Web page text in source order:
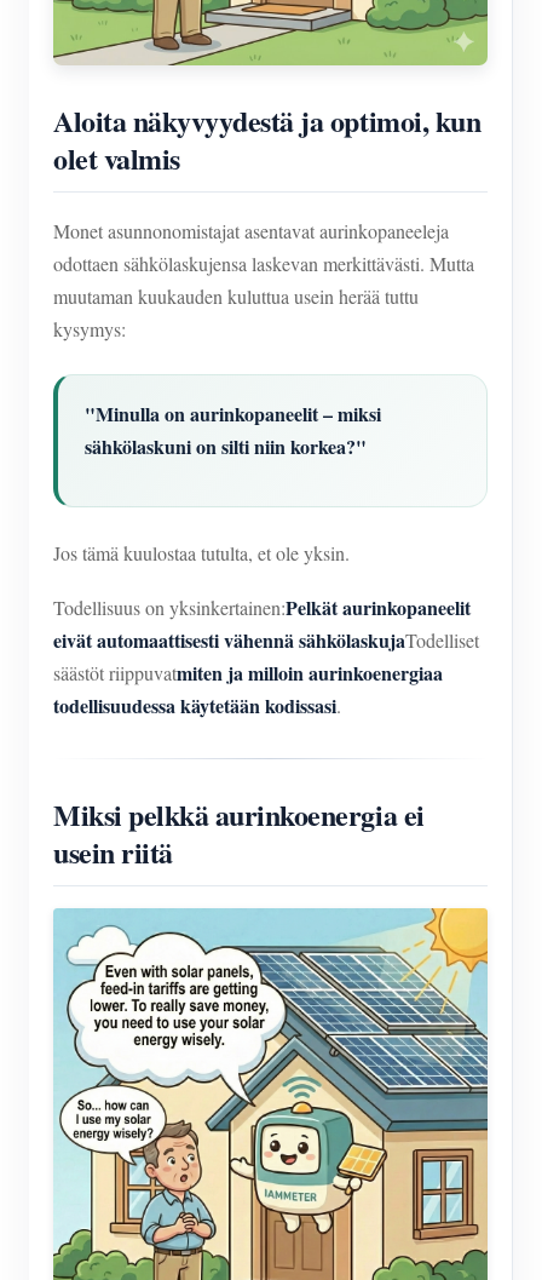
Aloita näkyvyydestä ja optimoi, kun
olet valmis
Monet asunnonomistajat asentavat aurinkopaneeleja
odottaen sähkölaskujensa laskevan merkittävästi. Mutta
muutaman kuukauden kuluttua usein herää tuttu
kysymys:
"Minulla on aurinkopaneelit – miksi
sähkölaskuni on silti niin korkea?"
Jos tämä kuulostaa tutulta, et ole yksin.
Todellisuus on yksinkertainen:Pelkät aurinkopaneelit
eivät automaattisesti vähennä sähkölaskujaTodelliset
säästöt riippuvatmiten ja milloin aurinkoenergiaa
todellisuudessa käytetään kodissasi.
Miksi pelkkä aurinkoenergia ei
usein riitä